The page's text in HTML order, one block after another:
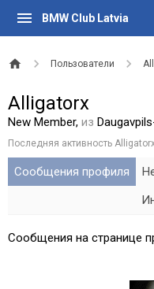
BMW Club Latvia
Пользователи
Alligatorx
New Member, из
Последняя активность
Сообщения профиля
Сообщения на странице